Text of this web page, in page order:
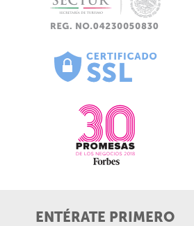
ENTÉRATE PRIMERO